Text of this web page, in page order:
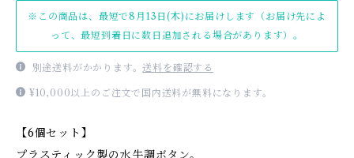
※この商品は、最短で8月13日(木)にお届けします（お届け先によ
って、最短到着日に数日追加される場合があります）。
別途送料がかかります。送料を確認する
¥10,000以上のご注文で国内送料が無料になります。
【6個セット】
プラスティック製の水牛調ボタン。